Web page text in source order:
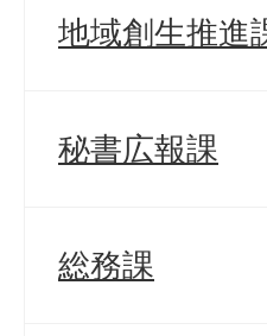
地域創生推進
秘書広報課
総務課